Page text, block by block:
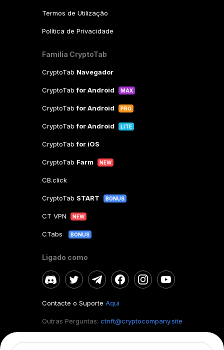
Termos de Utilização
Política de Privacidade
Família CryptoTab
CryptoTab Navegador
CryptoTabfor Android MAX
CryptoTabfor Android PRO
CryptoTabfor Android LITE
CryptoTabfor iOS
CryptoTab Farm NEW
CB.click
CryptoTab START BONUS
CT VPN NEW
CTabs BONUS
Ligado como
Contacte o Suporte Aqui
Outras Perguntas: ctnft@cryptocompany.site